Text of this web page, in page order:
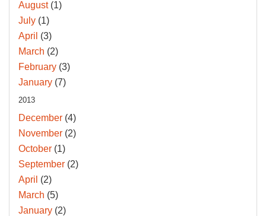
August(1)
July (1)
April (3)
March (2)
February (3)
January (7)
2013
December (4)
November (2)
October (1)
September (2)
April (2)
March (5)
January (2)